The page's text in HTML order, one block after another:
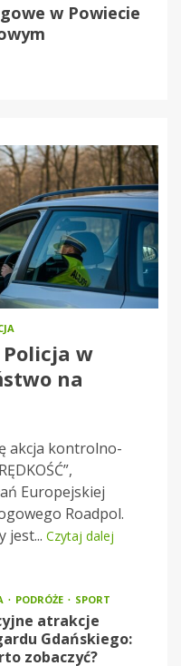
w Powiecie
Policja w
na
akcja kontrolno-
Europejskiej
Roadpol.
jest... Czytaj dalej
PODRÓŻE SPORT
atrakcje
Gdańskiego:
zobaczyć?